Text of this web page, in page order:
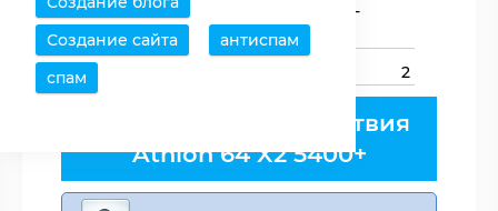
Создание сайта
антиспам
спам
Типы оперативной
памяти
DDR2-533,DDR2-
667,DDR2-800
Каналов памяти
2
Рейтинг быстродействия
Athlon 64 X2 5400+